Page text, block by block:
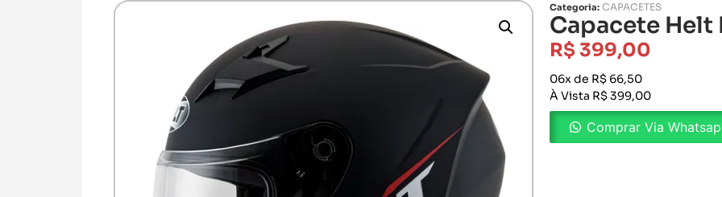
Categoria: CAPACETES
Capacete Helt
R$399,00
06x de R$ 66,50
À Vista R$ 399,00
Comprar Via